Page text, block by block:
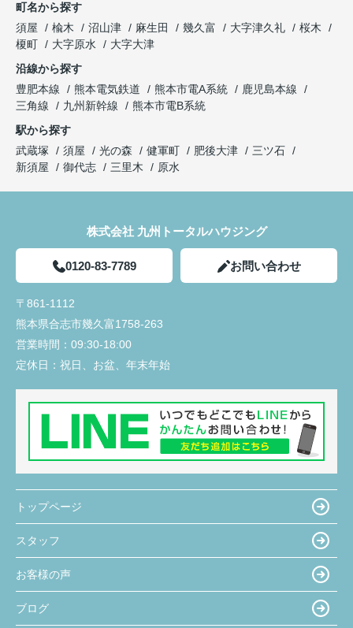
町名から探す
須屋
楡木 沼山津 麻生田 幾久富 大字津久礼
桜木
榎町
大字原水
大字大津
沿線から探す
豊肥本線
熊本電気鉄道 熊本市電A系統
鹿児島本線
三角線
九州新幹線
熊本市電B系統
駅から探す
武蔵塚
須屋 光の森 健軍町 肥後大津
三ツ石
新須屋
御代志 三里木 原水
株式会社 九州トータルハウジング
0120-83-7789 お問い合わせ
〒861-1112
熊本県合志市幾久富1758-263
営業時間： 09:30-18:00
定休日： 祝日、お盆、年末年始
トップページ
スタッフ
お客様の声
ブログ